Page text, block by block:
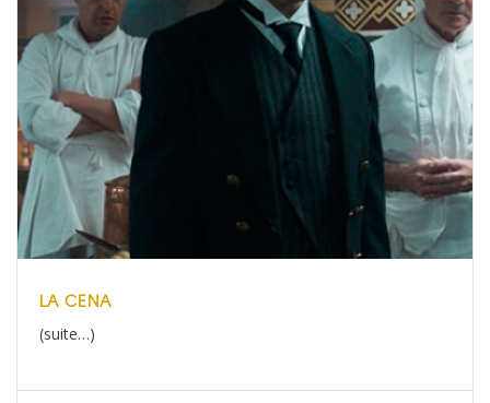
LA CENA
(suite…)